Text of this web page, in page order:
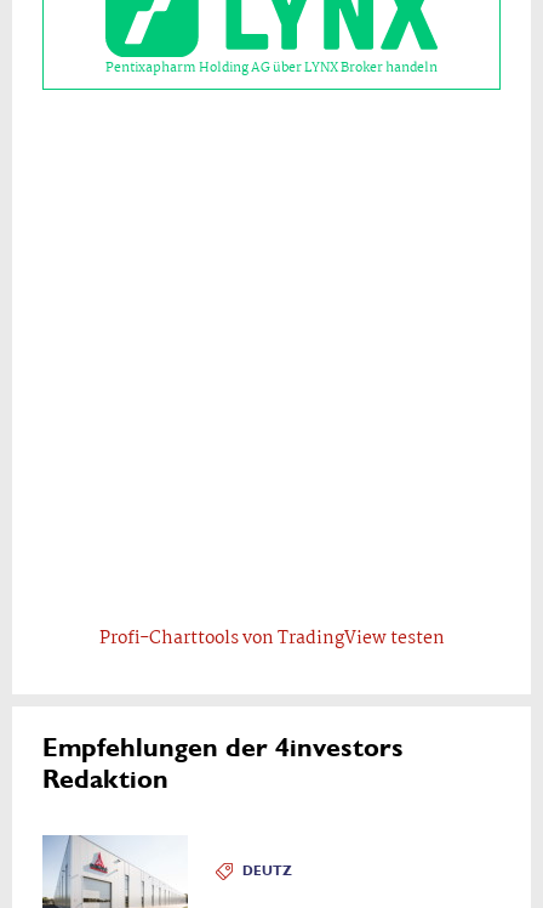
Pentixapharm Holding AG über LYNX Broker handeln
Profi-Charttools von TradingView testen
Empfehlungen der 4investors
Redaktion
DEUTZ